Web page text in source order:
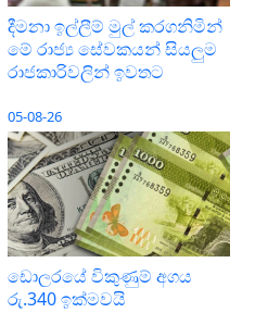
දීමනා ඉල්ලීම් මුල් කරගනිමින්
මේ රාජ්‍ය සේවකයන් සියලුම
රාජකාරිවලින් ඉවතට
05-08-26
ඩොලරයේ විකුණුම් අගය
රු.340 ඉක්මවයි